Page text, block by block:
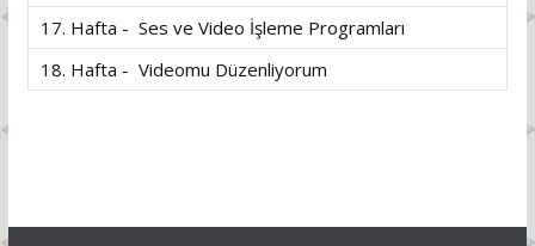
17. Hafta - Ses ve Video İşleme Programları
18. Hafta - Videomu Düzenliyorum